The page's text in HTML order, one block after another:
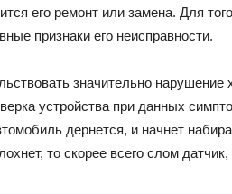
его ремонт или замена. Для
признаки его неисправности.
значительно нарушение
устройства при данных
дернется, и начнет
то скорее всего слом